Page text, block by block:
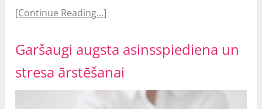
[Continue Reading...]
Garšaugi augsta asinsspiediena un
stresa ārstēšanai